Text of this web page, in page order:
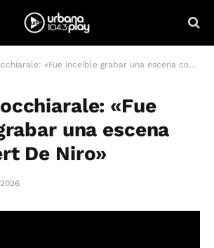
«Fue inceíble grabar una escena con Robert De Niro»
«Fue
una escena
De Niro»